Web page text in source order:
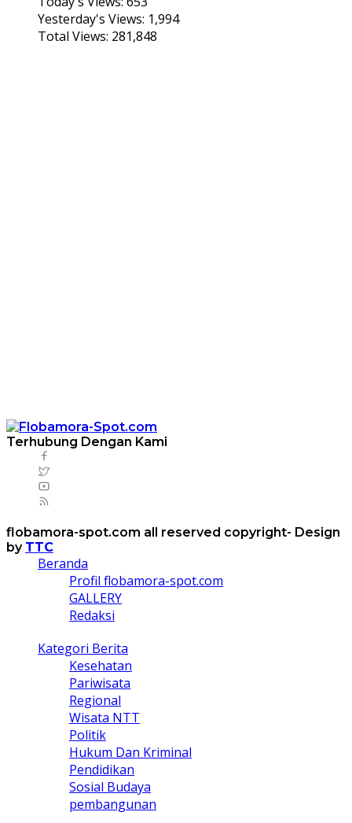
Yesterday's Views: 1,994
Total Views: 281,848
Terhubung Dengan Kami
flobamora-spot.com all reserved copyright- Design
by TTC
Beranda
Profil flobamora-spot.com
GALLERY
Redaksi
Kategori Berita
Kesehatan
Pariwisata
Regional
Wisata NTT
Politik
Hukum Dan Kriminal
Pendidikan
Sosial Budaya
pembangunan